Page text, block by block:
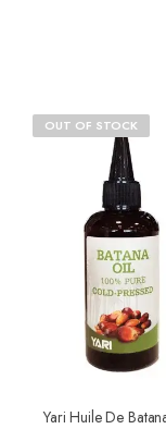
OUT OF STOCK